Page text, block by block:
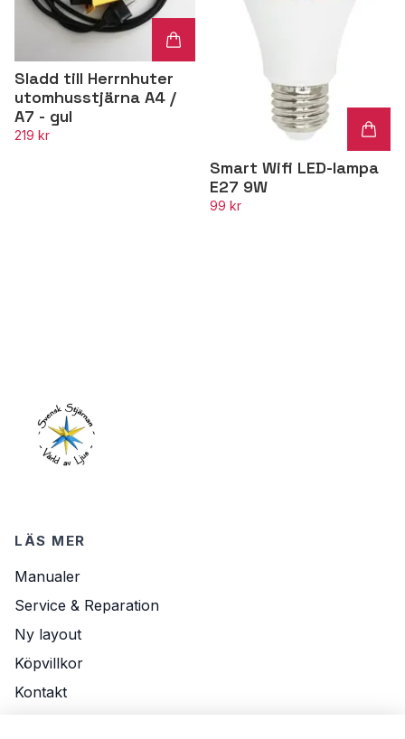
Sladd till Herrnhuter
utomhusstjärna A4 /
A7 - gul
219 kr
Smart Wifi LED-lampa
E27 9W
99 kr
LÄS MER
Manualer
Service & Reparation
Ny layout
Köpvillkor
Kontakt